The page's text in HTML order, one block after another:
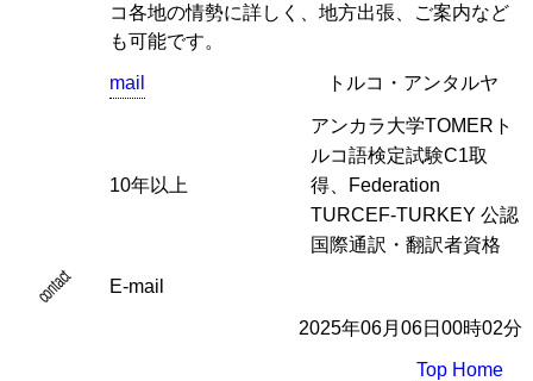
コ各地の情勢に詳しく、地方出張、ご案内など
も可能です。
mail トルコ・アンタルヤ
10年以上
アンカラ大学TOMERト
ルコ語検定試験C1取
得、Federation
TURCEF-TURKEY 公認
国際通訳・翻訳者資格
contact E-mail
2025年06月06日00時02分
Top Home